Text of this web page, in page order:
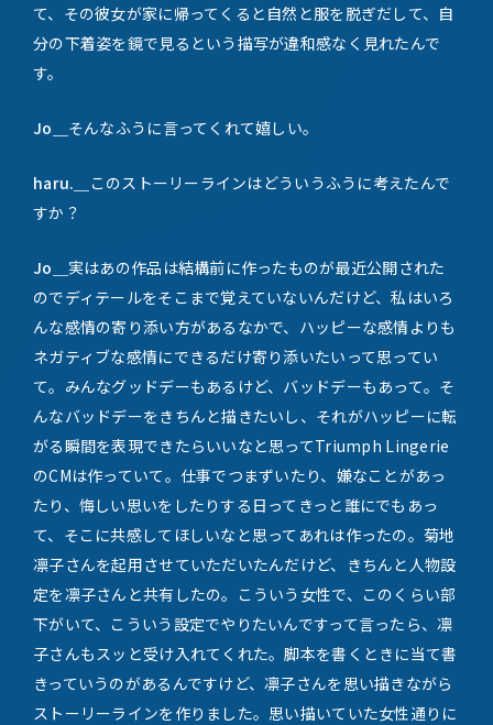
て、その彼女が家に帰ってくると自然と服を脱ぎだして、自
分の下着姿を鏡で見るという描写が違和感なく見れたんで
す。
Jo＿ そんなふうに言ってくれて嬉しい。
haru.＿
このストーリーラインはどういうふうに考えたんで
すか？
Jo＿ 実はあの作品は結構前に作ったものが最近公開された
のでディテールをそこまで覚えていないんだけど、私はいろ
んな感情の寄り添い方があるなかで、ハッピーな感情よりも
ネガティブな感情にできるだけ寄り添いたいって思ってい
て。みんなグッドデーもあるけど、バッドデーもあって。そ
んなバッドデーをきちんと描きたいし、それがハッピーに転
がる瞬間を表現できたらいいなと思ってTriumph Lingerie
のCMは作っていて。仕事でつまずいたり、嫌なことがあっ
たり、悔しい思いをしたりする日ってきっと誰にでもあっ
て、そこに共感してほしいなと思ってあれは作ったの。菊地
凛子さんを起用させていただいたんだけど、きちんと人物設
定を凛子さんと共有したの。こういう女性で、このくらい部
下がいて、こういう設定でやりたいんですって言ったら、凛
子さんもスッと受け入れてくれた。脚本を書くときに当て書
きっていうのがあるんですけど、凛子さんを思い描きながら
ストーリーラインを作りました。思い描いていた女性通りに